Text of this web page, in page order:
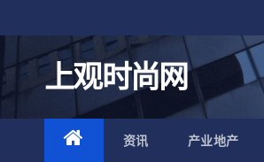
至
内
容
上观时尚网
资讯 产业地产